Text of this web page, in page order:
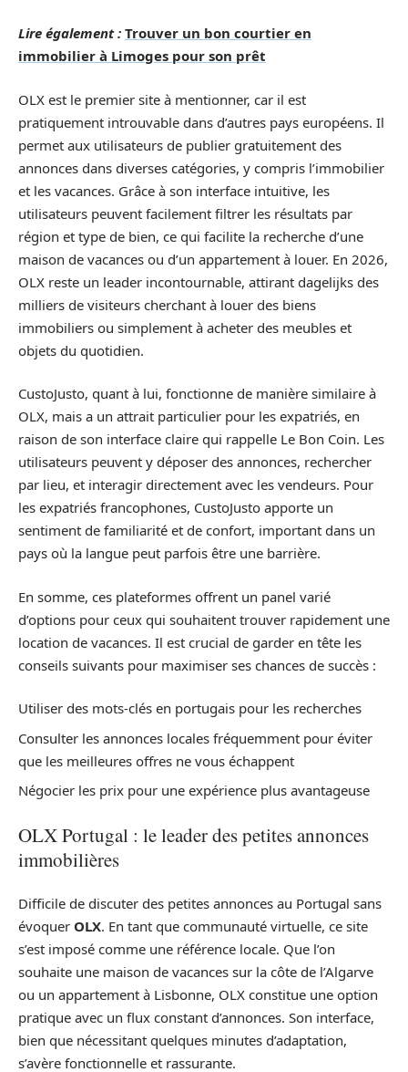
Lire également : Trouver un bon courtier en
immobilier à Limoges pour son prêt
OLX est le premier site à mentionner, car il est
pratiquement introuvable dans d’autres pays européens. Il
permet aux utilisateurs de publier gratuitement des
annonces dans diverses catégories, y compris l’immobilier
et les vacances. Grâce à son interface intuitive, les
utilisateurs peuvent facilement filtrer les résultats par
région et type de bien, ce qui facilite la recherche d’une
maison de vacances ou d’un appartement à louer. En 2026,
OLX reste un leader incontournable, attirant dagelijks des
milliers de visiteurs cherchant à louer des biens
immobiliers ou simplement à acheter des meubles et
objets du quotidien.
CustoJusto, quant à lui, fonctionne de manière similaire à
OLX, mais a un attrait particulier pour les expatriés, en
raison de son interface claire qui rappelle Le Bon Coin. Les
utilisateurs peuvent y déposer des annonces, rechercher
par lieu, et interagir directement avec les vendeurs. Pour
les expatriés francophones, CustoJusto apporte un
sentiment de familiarité et de confort, important dans un
pays où la langue peut parfois être une barrière.
En somme, ces plateformes offrent un panel varié
d’options pour ceux qui souhaitent trouver rapidement une
location de vacances. Il est crucial de garder en tête les
conseils suivants pour maximiser ses chances de succès :
Utiliser des mots-clés en portugais pour les recherches
Consulter les annonces locales fréquemment pour éviter
que les meilleures offres ne vous échappent
Négocier les prix pour une expérience plus avantageuse
OLX Portugal : le leader des petites annonces
immobilières
Difficile de discuter des petites annonces au Portugal sans
évoquer OLX. En tant que communauté virtuelle, ce site
s’est imposé comme une référence locale. Que l’on
souhaite une maison de vacances sur la côte de l’Algarve
ou un appartement à Lisbonne, OLX constitue une option
pratique avec un flux constant d’annonces. Son interface,
bien que nécessitant quelques minutes d’adaptation,
s’avère fonctionnelle et rassurante.